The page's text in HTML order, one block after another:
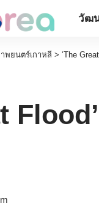
วัฒ
พยนตร์เกาหลี > ‘The